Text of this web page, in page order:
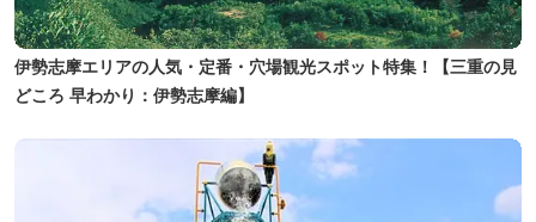
伊勢志摩エリアの人気・定番・穴場観光スポット特集！【三重の見
どころ 早わかり：伊勢志摩編】